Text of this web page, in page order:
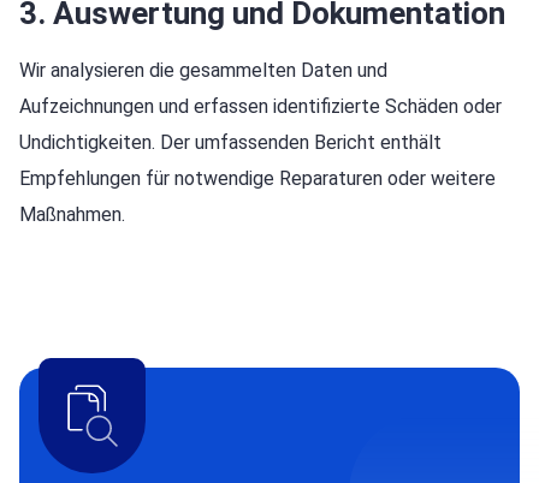
3. Auswertung und Dokumentation
Wir analysieren die gesammelten Daten und
Aufzeichnungen und erfassen identifizierte Schäden oder
Undichtigkeiten. Der umfassenden Bericht enthält
Empfehlungen für notwendige Reparaturen oder weitere
Maßnahmen.